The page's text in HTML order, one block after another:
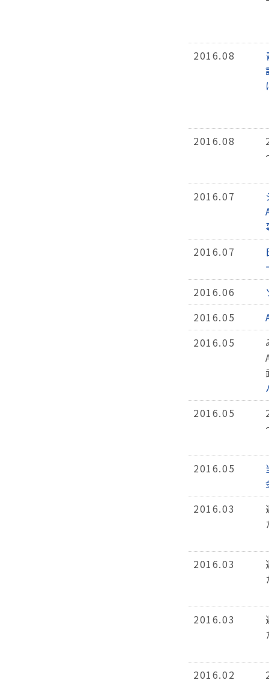
2016.08
2016.08
2016.07
2016.07
2016.06
2016.05
2016.05
2016.05
2016.05
2016.03
2016.03
2016.03
2016.02